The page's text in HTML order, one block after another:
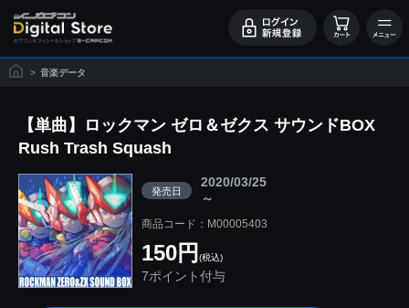
> 音楽データ
【単曲】ロックマン ゼロ＆ゼクス サウンドBOX
Rush Trash Squash
発売日
2020/03/25
～
商品コード：M00005403
150円 (税込)
7ポイント付与